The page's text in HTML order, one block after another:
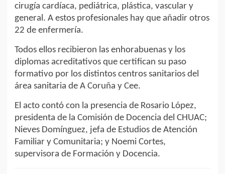
cirugía cardíaca, pediátrica, plástica, vascular y
general. A estos profesionales hay que añadir otros
22 de enfermería.
Todos ellos recibieron las enhorabuenas y los
diplomas acreditativos que certifican su paso
formativo por los distintos centros sanitarios del
área sanitaria de A Coruña y Cee.
El acto contó con la presencia de Rosario López,
presidenta de la Comisión de Docencia del CHUAC;
Nieves Domínguez, jefa de Estudios de Atención
Familiar y Comunitaria; y Noemi Cortes,
supervisora de Formación y Docencia.